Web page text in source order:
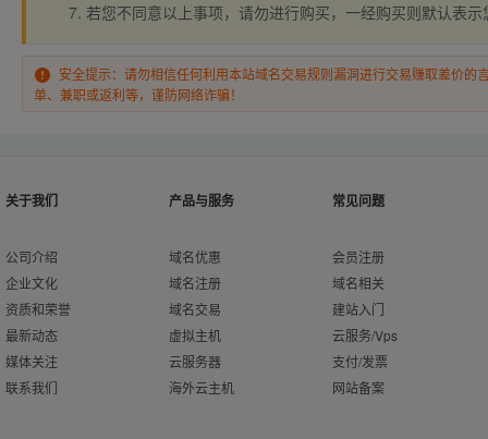
若您不同意以上事项，请勿进行购买，一经购买则默认表
安全提示：请勿相信任何利用本站域名交易规则漏洞进行交易赚取差价的
单、兼职或返利等，谨防网络诈骗！
关于我们
公司介绍
企业文化
资质和荣誉
最新动态
媒体关注
联系我们
产品与服务
域名优惠
域名注册
域名交易
虚拟主机
云服务器
海外云主机
常见问题
会员注册
域名相关
建站入门
云服务/Vps
支付/发票
网站备案